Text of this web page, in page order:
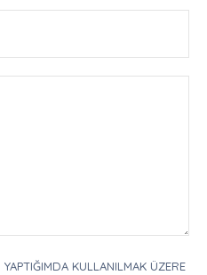
KULLANILMAK ÜZERE